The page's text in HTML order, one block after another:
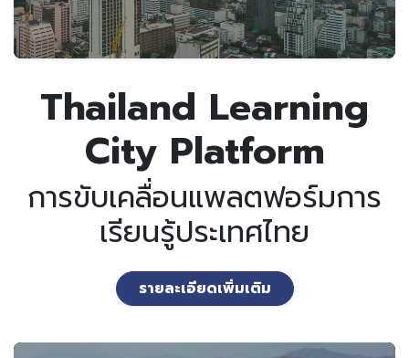
Thailand Learning
City Platform
การขับเคลื่อนแพลตฟอร์มการ
เรียนรู้ประเทศไทย
รายละเอียดเพิ่มเติม